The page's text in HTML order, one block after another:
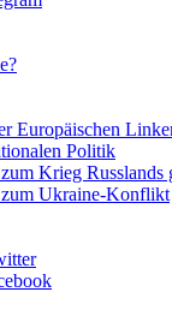
Europäischen
Politik
Krieg Russlands
Ukraine-Konflikt